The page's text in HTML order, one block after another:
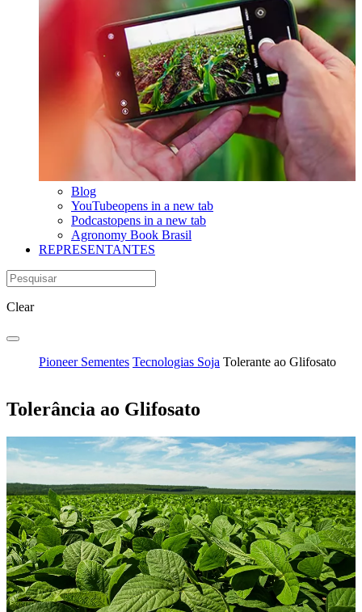
Blog
YouTubeopens in a new tab
Podcastopens in a new tab
Agronomy Book Brasil
REPRESENTANTES
Clear
Pioneer Sementes Tecnologias Soja Tolerante ao Glifosato
Tolerância ao Glifosato